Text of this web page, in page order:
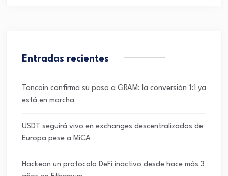
Entradas recientes
Toncoin confirma su paso a GRAM: la conversión 1:1 ya
está en marcha
USDT seguirá vivo en exchanges descentralizados de
Europa pese a MiCA
Hackean un protocolo DeFi inactivo desde hace más 3